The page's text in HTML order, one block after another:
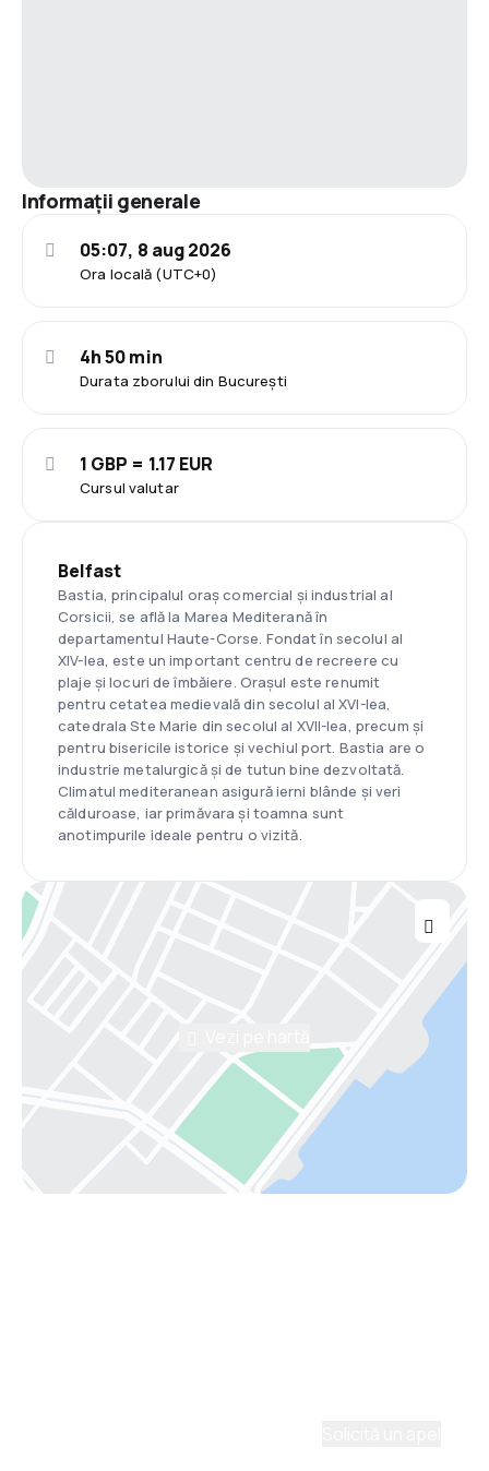
Informații generale
Ora locală (UTC+0)
05:07, 8 aug 2026
Durata zborului din București
4h 50 min
Cursul valutar
1 GBP = 1.17 EUR
Belfast
Bastia, principalul oraș comercial și industrial al
Corsicii, se află la Marea Mediterană în
departamentul Haute-Corse. Fondat în secolul al
XIV-lea, este un important centru de recreere cu
plaje și locuri de îmbăiere. Orașul este renumit
pentru cetatea medievală din secolul al XVI-lea,
catedrala Ste Marie din secolul al XVII-lea, precum și
pentru bisericile istorice și vechiul port. Bastia are o
industrie metalurgică și de tutun bine dezvoltată.
Climatul mediteranean asigură ierni blânde și veri
călduroase, iar primăvara și toamna sunt
anotimpurile ideale pentru o vizită.